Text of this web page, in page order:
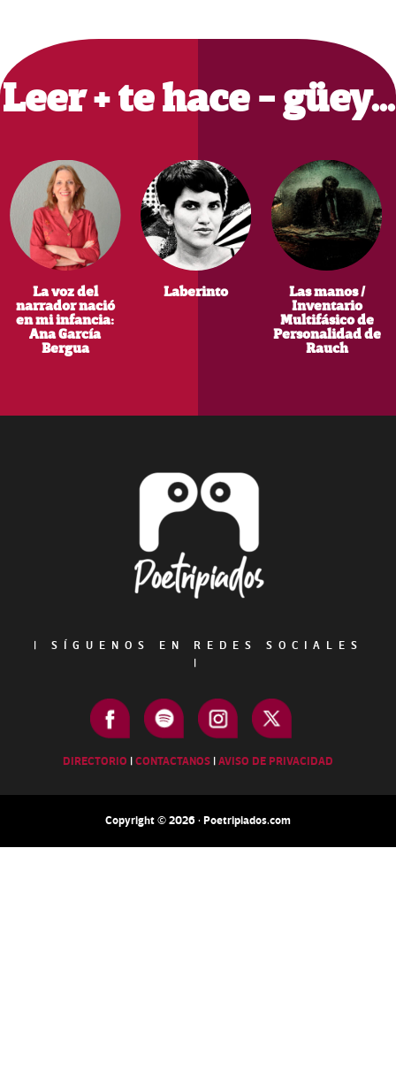
Primary
Sidebar
Leer + te hace - güey…
La voz del
narrador nació
en mi infancia:
Ana García
Bergua
Laberinto
Las manos /
Inventario
Multifásico de
Personalidad de
Rauch
|
SÍGUENOS EN REDES SOCIALES
|
DIRECTORIO |CONTACTANOS |AVISO DE PRIVACIDAD
Copyright © 2026 · Poetripiados.com